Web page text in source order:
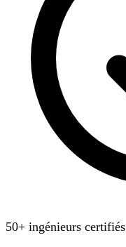
50+ ingénieurs certifiés